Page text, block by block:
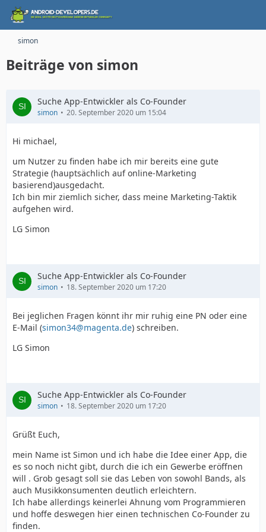
simon
Beiträge von simon
Suche App-Entwickler als Co-Founder
simon 20. September 2020 um 15:04
Hi michael,
um Nutzer zu finden habe ich mir bereits eine gute
Strategie (hauptsächlich auf online-Marketing
basierend)ausgedacht.
Ich bin mir ziemlich sicher, dass meine Marketing-Taktik
aufgehen wird.
LG Simon
Suche App-Entwickler als Co-Founder
simon 18. September 2020 um 17:20
Bei jeglichen Fragen könnt ihr mir ruhig eine PN oder eine
E-Mail (simon34@magenta.de) schreiben.
LG Simon
Suche App-Entwickler als Co-Founder
simon 18. September 2020 um 17:20
Grüßt Euch,
mein Name ist Simon und ich habe die Idee einer App, die
es so noch nicht gibt, durch die ich ein Gewerbe eröffnen
will . Grob gesagt soll sie das Leben von sowohl Bands, als
auch Musikkonsumenten deutlich erleichtern.
Ich habe allerdings keinerlei Ahnung vom Programmieren
und hoffe deswegen hier einen technischen Co-Founder zu
finden.